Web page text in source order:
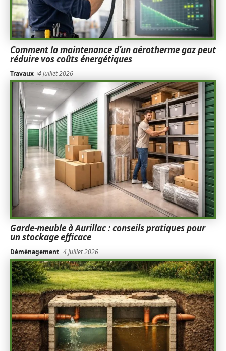
Comment la maintenance d’un aérotherme gaz peut
réduire vos coûts énergétiques
Travaux 4 juillet 2026
Garde-meuble à Aurillac : conseils pratiques pour
un stockage efficace
Déménagement 4 juillet 2026